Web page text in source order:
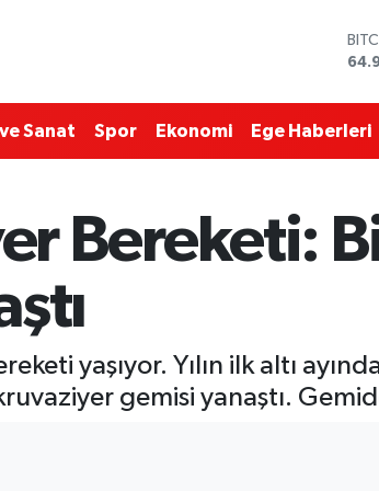
Sanat Spor Ekonomi Ege Haberleri
Bereketi:
yaşıyor. Yılın ilk altı
gemisi yanaştı.